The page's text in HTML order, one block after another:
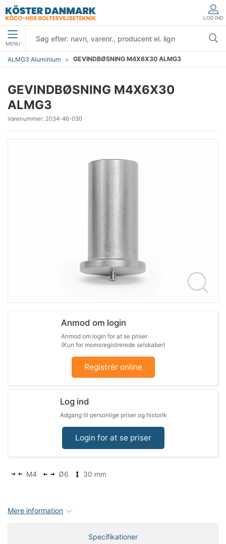
LOG IND
MENU
ALMG3 Aluminium GEVINDBØSNING M4X6X30 ALMG3
GEVINDBØSNING M4X6X30
ALMG3
Varenummer: 2034-46-030
Anmod om login
Anmod om login for at se priser
(Kun for momsregistrerede selskaber)
Registrér online
Log ind
Adgang til personlige priser og historik
Login for at se priser
M4 Ø6 30 mm
Mere information
Specifikationer